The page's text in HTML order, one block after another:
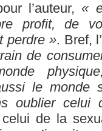
l’auteur, «
profit, de
perdre ». Bref,
de
le monde
oublier
de la